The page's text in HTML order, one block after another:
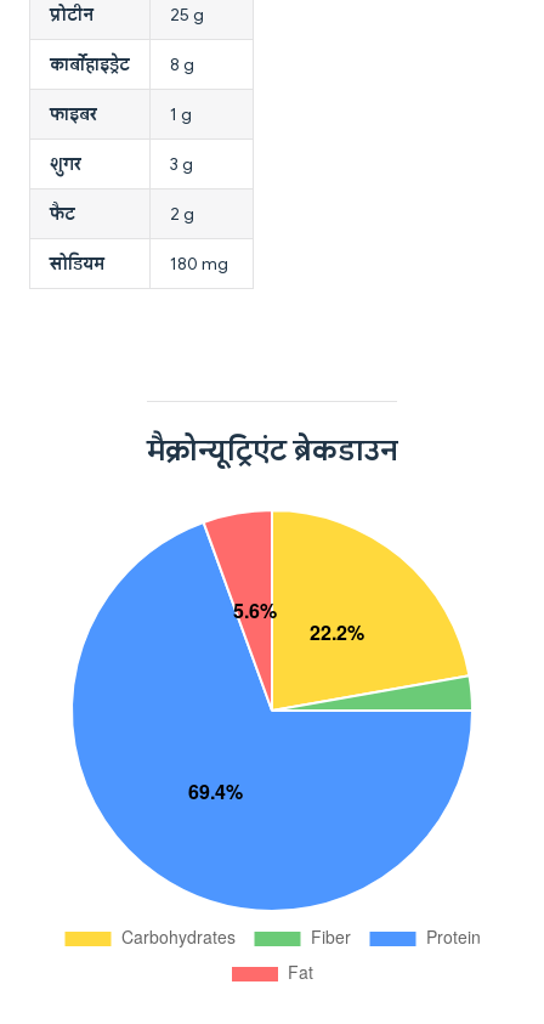
प्रोटीन 25 g
कार्बोहाइड्रेट 8 g
फाइबर 1 g
शुगर 3 g
फैट 2 g
सोडियम 180 mg
मैक्रोन्यूट्रिएंट ब्रेकडाउन